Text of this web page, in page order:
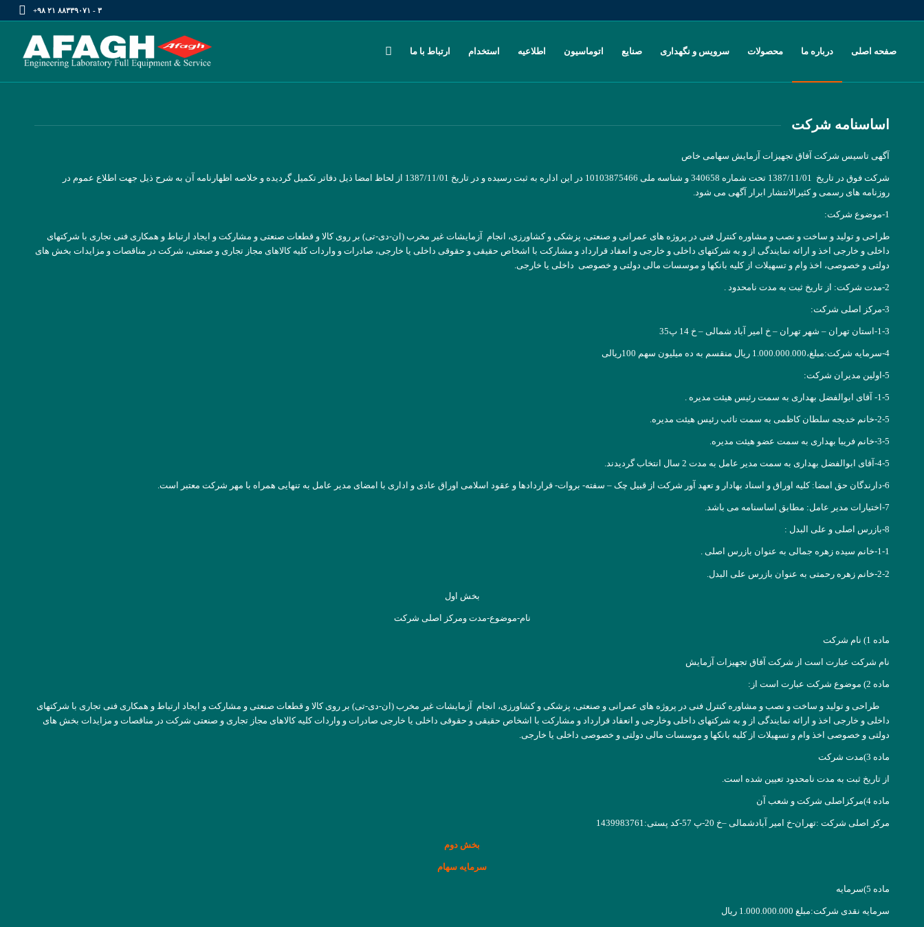
۳ - ۸۸۳۳۹۰۷۱ ۲۱ ۹۸+
صفحه اصلی درباره ما محصولات سرویس و نگهداری صنایع اتوماسیون اطلاعیه استخدام ارتباط با ما
اساسنامه شرکت
آگهی تاسیس شرکت آفاق تجهیزات آزمایش سهامی خاص
شرکت فوق در تاریخ 1387/11/01 تحت شماره 340658 و شناسه ملی 10103875466 در این اداره به ثبت رسیده و در تاریخ 1387/11/01 از لحاظ امضا ذیل دفاتر تکمیل گردیده و خلاصه اظهارنامه آن به شرح ذیل جهت اطلاع عموم در
روزنامه های رسمی و کثیرالانتشار ابرار آگهی می شود.
1-موضوع شرکت:
طراحی و تولید و ساخت و نصب و مشاوره کنترل فنی در پروژه های عمرانی و صنعتی، پزشکی و کشاورزی، انجام آزمایشات غیر مخرب (ان-دی-تی) بر روی کالا و قطعات صنعتی و مشارکت و ایجاد ارتباط و همکاری فنی تجاری با شرکتهای
داخلی و خارجی اخذ و ارائه نمایندگی از و به شرکتهای داخلی و خارجی و انعقاد قرارداد و مشارکت با اشخاص حقیقی و حقوقی داخلی یا خارجی، صادرات و واردات کلیه کالاهای مجاز تجاری و صنعتی، شرکت در مناقصات و مزایدات بخش های
دولتی و خصوصی، اخذ وام و تسهیلات از کلیه بانکها و موسسات مالی دولتی و خصوصی داخلی یا خارجی.
2-مدت شرکت: از تاریخ ثبت به مدت نامحدود .
3-مرکز اصلی شرکت:
1-3-استان تهران – شهر تهران – خ امیر آباد شمالی – خ 14 پ35
4-سرمایه شرکت:مبلغ،1.000.000.000 ریال منقسم به ده میلیون سهم 100ریالی
5-اولین مدیران شرکت:
1-5- آقای ابوالفضل بهداری به سمت رئیس هیئت مدیره .
2-5-خانم خدیجه سلطان کاظمی به سمت نائب رئیس هیئت مدیره.
3-5-خانم فریبا بهداری به سمت عضو هیئت مدیره.
4-5-آقای ابوالفضل بهداری به سمت مدیر عامل به مدت 2 سال انتخاب گردیدند.
6-دارندگان حق امضا: کلیه اوراق و اسناد بهادار و تعهد آور شرکت از قبیل چک – سفته- بروات- قراردادها و عقود اسلامی اوراق عادی و اداری با امضای مدیر عامل به تنهایی همراه با مهر شرکت معتبر است.
7-اختیارات مدیر عامل: مطابق اساسنامه می باشد.
8-بازرس اصلی و علی البدل :
1-1-خانم سیده زهره جمالی به عنوان بازرس اصلی .
2-2-خانم زهره رحمتی به عنوان بازرس علی البدل.
بخش اول
نام-موضوع-مدت ومرکز اصلی شرکت
ماده 1) نام شرکت
نام شرکت عبارت است از شرکت آفاق تجهیزات آزمایش
ماده 2) موضوع شرکت عبارت است از:
طراحی و تولید و ساخت و نصب و مشاوره کنترل فنی در پروژه های عمرانی و صنعتی، پزشکی و کشاورزی، انجام آزمایشات غیر مخرب (ان-دی-تی) بر روی کالا و قطعات صنعتی و مشارکت و ایجاد ارتباط و همکاری فنی تجاری با شرکتهای
داخلی و خارجی اخذ و ارائه نمایندگی از و به شرکتهای داخلی وخارجی و انعقاد قرارداد و مشارکت با اشخاص حقیقی و حقوقی داخلی یا خارجی صادرات و واردات کلیه کالاهای مجاز تجاری و صنعتی شرکت در مناقصات و مزایدات بخش های
دولتی و خصوصی اخذ وام و تسهیلات از کلیه بانکها و موسسات مالی دولتی و خصوصی داخلی یا خارجی.
ماده 3)مدت شرکت
از تاریخ ثبت به مدت نامحدود تعیین شده است.
ماده 4)مرکزاصلی شرکت و شعب آن
مرکز اصلی شرکت :تهران-خ امیر آبادشمالی –خ 20-پ 57-کد پستی:1439983761
بخش دوم
سرمایه سهام
ماده 5)سرمایه
سرمایه نقدی شرکت:مبلغ 1.000.000.000 ریال